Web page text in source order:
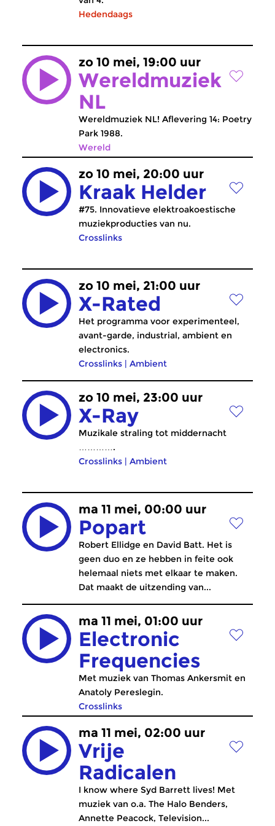
Hedendaags
zo 10 mei, 19:00 uur
Wereldmuziek
NL
Wereldmuziek NL! Aflevering 14: Poetry
Park 1988.
Wereld
zo 10 mei, 20:00 uur
Kraak Helder
#75. Innovatieve elektroakoestische
muziekproducties van nu.
Crosslinks
zo 10 mei, 21:00 uur
X-Rated
Het programma voor experimenteel,
avant-garde, industrial, ambient en
electronics.
Crosslinks | Ambient
zo 10 mei, 23:00 uur
X-Ray
Muzikale straling tot middernacht
………….
Crosslinks | Ambient
ma 11 mei, 00:00 uur
Popart
Robert Ellidge en David Batt. Het is
geen duo en ze hebben in feite ook
helemaal niets met elkaar te maken.
Dat maakt de uitzending van...
ma 11 mei, 01:00 uur
Electronic
Frequencies
Met muziek van Thomas Ankersmit en
Anatoly Pereslegin.
Crosslinks
ma 11 mei, 02:00 uur
Vrije
Radicalen
I know where Syd Barrett lives! Met
muziek van o.a. The Halo Benders,
Annette Peacock, Television...